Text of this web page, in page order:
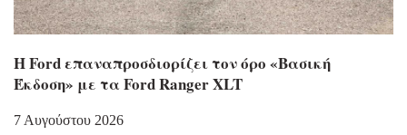
Η Ford επαναπροσδιορίζει τον όρο «Βασική
Έκδοση» με τα Ford Ranger XLT
7 Αυγούστου 2026